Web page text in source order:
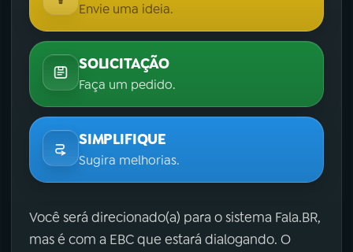
Envie uma ideia.
SOLICITAÇÃO
Faça um pedido.
SIMPLIFIQUE
Sugira melhorias.
Você será direcionado(a) para o sistema Fala.BR,
mas é com a EBC que estará dialogando. O